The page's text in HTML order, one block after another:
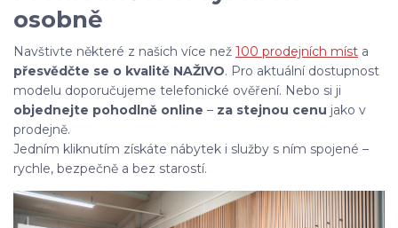
osobně
Navštivte některé z našich více než 100 prodejních míst a
přesvědčte se o kvalitě NAŽIVO. Pro aktuální dostupnost
modelu doporučujeme telefonické ověření. Nebo si ji
objednejte pohodlně online – za stejnou cenu jako v
prodejně.
Jedním kliknutím získáte nábytek i služby s ním spojené –
rychle, bezpečně a bez starostí.